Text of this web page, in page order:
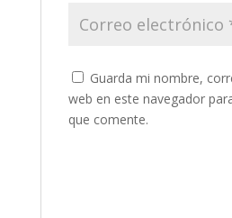
Guarda mi nombre,
web en este navegador
que comente.